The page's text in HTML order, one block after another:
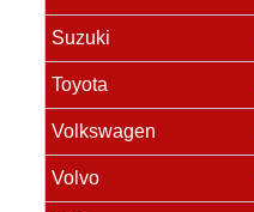
Suzuki
Toyota
Volkswagen
Volvo